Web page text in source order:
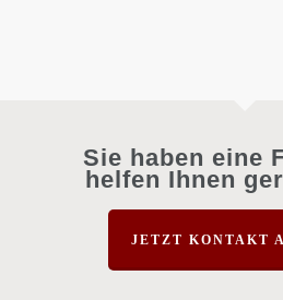
Sie haben eine
helfen Ihnen
JETZT KONTAKT